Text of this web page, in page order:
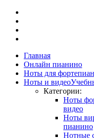
Главная
Онлайн пианино
Ноты для
Ноты и видео
Категории:
Ноты
видео
Ноты
пианино
Нотные